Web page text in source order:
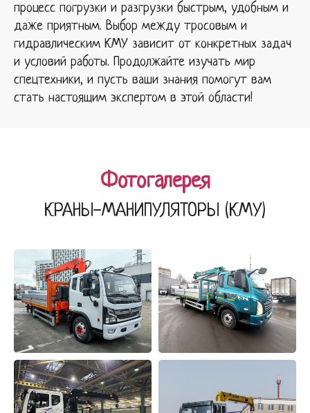
процесс погрузки и разгрузки быстрым, удобным и
даже приятным. Выбор между тросовым и
гидравлическим КМУ зависит от конкретных задач
и условий работы. Продолжайте изучать мир
спецтехники, и пусть ваши знания помогут вам
стать настоящим экспертом в этой области!
Фотогалерея
КРАНЫ-МАНИПУЛЯТОРЫ (КМУ)